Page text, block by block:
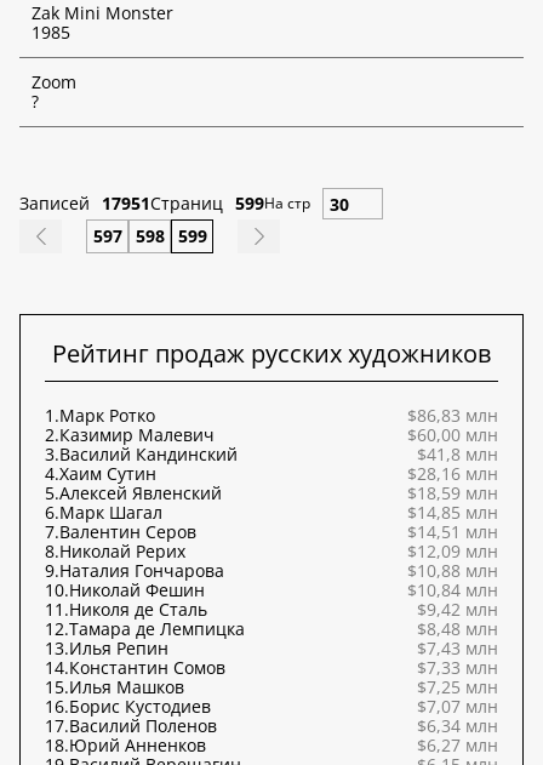
подписчиков!
Zak Mini Monster
1985
Zoom
?
Записей 17951Страниц 599На стр
597 598 599
Рейтинг продаж русских художников
1.Марк Ротко
$86,83 млн
2.Казимир Малевич
$60,00 млн
3.Василий Кандинский
$41,8 млн
4.Хаим Сутин
$28,16 млн
5.Алексей Явленский
$18,59 млн
6.Марк Шагал
$14,85 млн
7.Валентин Серов
$14,51 млн
8.Николай Рерих
$12,09 млн
9.Наталия Гончарова
$10,88 млн
10.Николай Фешин
$10,84 млн
11.Николя де Сталь
$9,42 млн
12.Тамара де Лемпицка
$8,48 млн
13.Илья Репин
$7,43 млн
14.Константин Сомов
$7,33 млн
15.Илья Машков
$7,25 млн
16.Борис Кустодиев
$7,07 млн
17.Василий Поленов
$6,34 млн
18.Юрий Анненков
$6,27 млн